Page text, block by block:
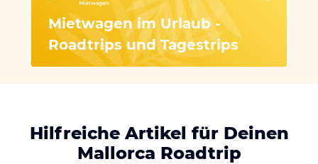
Mietwagen im Urlaub -
Roadtrips und Tagestrips
Hilfreiche Artikel für Deinen
Mallorca Roadtrip